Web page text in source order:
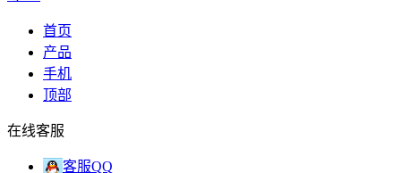
首页
产品
手机
顶部
在线客服
客服QQ